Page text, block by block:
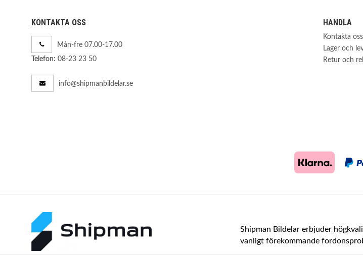
KONTAKTA OSS
Mån-fre 07.00-17.00
Telefon: 08-23 23 50
info@shipmanbildelar.se
HANDLA
Kontakta oss
Lager och
Retur och
Shipman Bildelar erbjuder
vanligt förekommande